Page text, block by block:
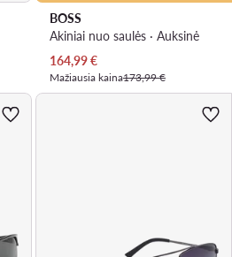
BOSS
Akiniai nuo saulės · Auksinė
Dabartinė kaina
164,99€
Mažiausia kaina173,99 €